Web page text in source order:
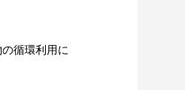
循環利用に